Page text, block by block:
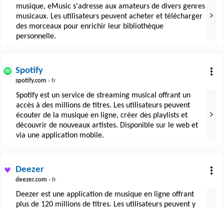
musique, eMusic s'adresse aux amateurs de divers genres
musicaux. Les utilisateurs peuvent acheter et télécharger
des morceaux pour enrichir leur bibliothèque
personnelle.
Spotify
spotify.com › fr
Spotify est un service de streaming musical offrant un
accès à des millions de titres. Les utilisateurs peuvent
écouter de la musique en ligne, créer des playlists et
découvrir de nouveaux artistes. Disponible sur le web et
via une application mobile.
Deezer
deezer.com › fr
Deezer est une application de musique en ligne offrant
plus de 120 millions de titres. Les utilisateurs peuvent y